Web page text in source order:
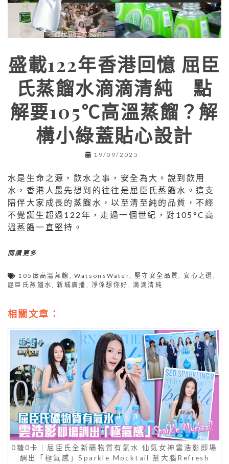
盛載122年香港回憶 屈臣
氏蒸餾水滴滴清純 點
解要105℃高溫蒸餾？解
構小綠蓋貼心設計
19/09/2025
水是生命之源，飲水之事，安全為大。說到飲用
水，香港人最先想到的往往是屈臣氏蒸餾水。這支
陪伴大家成長的蒸餾水，以至清至純的品質，不經
不覺誕生超過122年，走過一個世紀，對105°C高
溫蒸餾一直堅持。
閱讀更多
105度高溫蒸餾 ,WatsonsWater, 堅守安全品質,安心之選 ,
屈臣氏蒸餾水,新城廣播 , 淨係想你好 ,滴滴清純
相關文章：
0糖0卡｜屈臣氏全新礦物質有氣水 仙氣女神雲浩影即場
調出「極氣感」Sparkle Mocktail 幫大腦Refresh